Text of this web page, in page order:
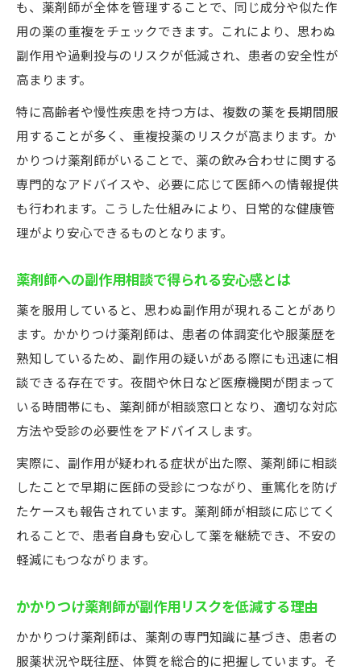
も、薬剤師が全体を管理することで、同じ成分や似た作
用の薬の重複をチェックできます。これにより、思わぬ
副作用や過剰投与のリスクが低減され、患者の安全性が
高まります。
特に高齢者や慢性疾患を持つ方は、複数の薬を長期間服
用することが多く、重複投薬のリスクが高まります。か
かりつけ薬剤師がいることで、薬の飲み合わせに関する
専門的なアドバイスや、必要に応じて医師への情報提供
も行われます。こうした仕組みにより、日常的な健康管
理がより安心できるものとなります。
薬剤師への副作用相談で得られる安心感とは
薬を服用していると、思わぬ副作用が現れることがあり
ます。かかりつけ薬剤師は、患者の体調変化や服薬歴を
熟知しているため、副作用の疑いがある際にも迅速に相
談できる存在です。夜間や休日など医療機関が閉まって
いる時間帯にも、薬剤師が相談窓口となり、適切な対応
方法や受診の必要性をアドバイスします。
実際に、副作用が疑われる症状が出た際、薬剤師に相談
したことで早期に医師の受診につながり、重篤化を防げ
たケースも報告されています。薬剤師が相談に応じてく
れることで、患者自身も安心して薬を継続でき、不安の
軽減にもつながります。
かかりつけ薬剤師が副作用リスクを低減する理由
かかりつけ薬剤師は、薬剤の専門知識に基づき、患者の
服薬状況や既往歴、体質を総合的に把握しています。そ